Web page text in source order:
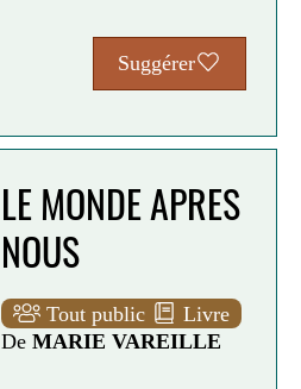
Suggérer
LE MONDE APRES
NOUS
Tout public
Livre
De MARIE VAREILLE